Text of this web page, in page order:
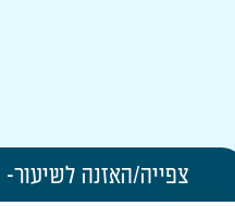
צפייה/האזנה לשיעור-